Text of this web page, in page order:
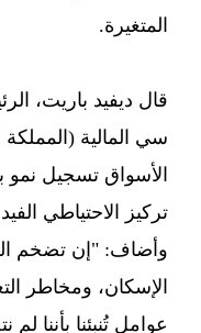
المتغيرة.
قال ديفيد باريت،
سي المالية
تركيز الاحتياطي
وأضاف: "إن تضخم
الإسكان، ومخاطر
عوامل تُنبئنا بأننا